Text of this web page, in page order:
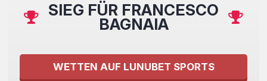
SIEG FÜR FRANCESCO
BAGNAIA
WETTEN AUF LUNUBET SPORTS